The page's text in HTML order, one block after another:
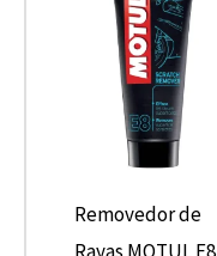
Removedor de